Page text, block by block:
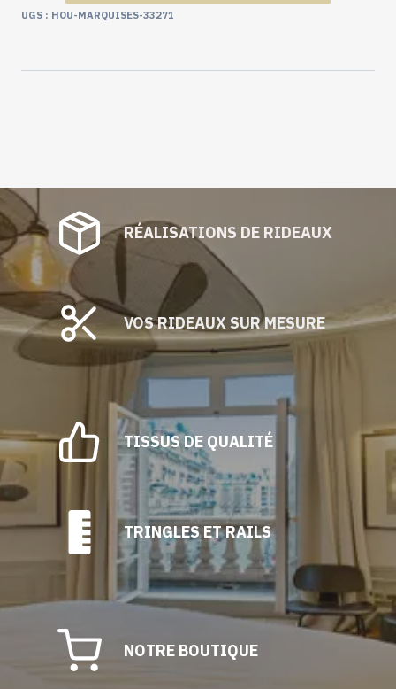
:
UGS : HOU-MARQUISES-33271
RÉALISATIONS DE RIDEAUX
VOS RIDEAUX SUR MESURE
TISSUS DE QUALITÉ
TRINGLES ET RAILS
NOTRE BOUTIQUE